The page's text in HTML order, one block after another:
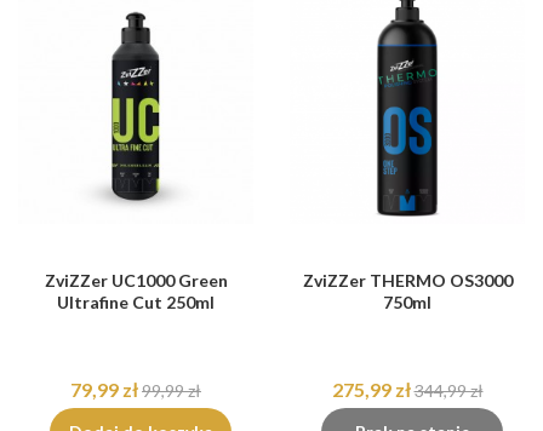
ZviZZer UC1000 Green
Ultrafine Cut 250ml
79,99 zł99,99 zł
ZviZZer THERMO OS3000
750ml
275,99 zł344,99 zł